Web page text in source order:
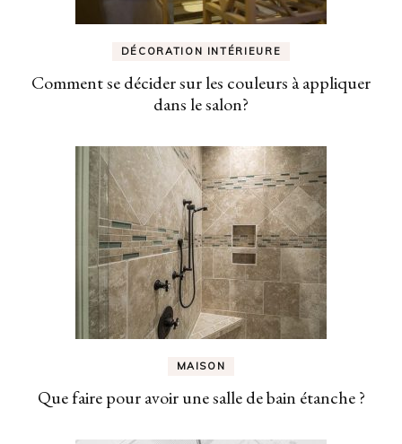
DÉCORATION INTÉRIEURE
Comment se décider sur les couleurs à appliquer
dans le salon?
MAISON
Que faire pour avoir une salle de bain étanche ?